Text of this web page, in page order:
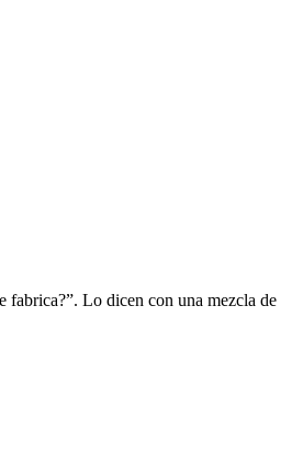
fabrica?”. Lo dicen con una mezcla de